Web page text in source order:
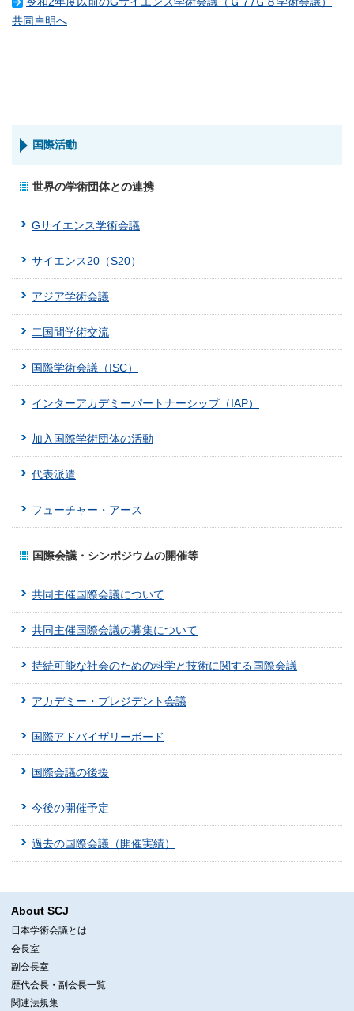
共同声明へ
国際活動
世界の学術団体との連携
Gサイエンス学術会議
サイエンス20（S20）
アジア学術会議
二国間学術交流
国際学術会議（ISC）
インターアカデミーパートナーシップ（IAP）
加入国際学術団体の活動
代表派遣
フューチャー・アース
国際会議・シンポジウムの開催等
共同主催国際会議について
共同主催国際会議の募集について
持続可能な社会のための科学と技術に関する国際会議
アカデミー・プレジデント会議
国際アドバイザリーボード
国際会議の後援
今後の開催予定
過去の国際会議（開催実績）
About SCJ
日本学術会議とは
会長室
副会長室
歴代会長・副会長一覧
関連法規集